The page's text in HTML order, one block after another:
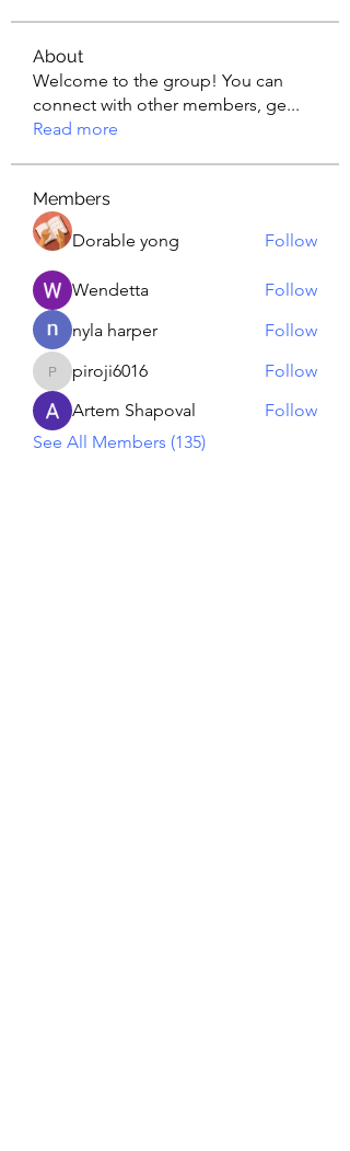
About
Welcome to the group! You can
connect with other members, ge...
Read more
Members
Dorable yong
Follow
Wendetta
Follow
nyla harper
Follow
piroji6016
piroji6016
Follow
Artem Shapoval
Follow
See All Members (135)